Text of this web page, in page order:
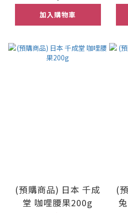
加入購物車
(預購商品) 日本 千成
堂 咖哩腰果200g
(